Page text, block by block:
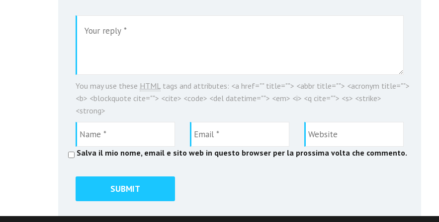
You may use these HTMLtags and attributes: <a href="" title=""> <abbr title=""> <acronym title="">
<b> <blockquote cite=""> <cite> <code> <del datetime=""> <em> <i> <q cite=""> <s> <strike>
<strong>
Salva il mio nome, email e sito web in questo browser per la prossima volta che commento.